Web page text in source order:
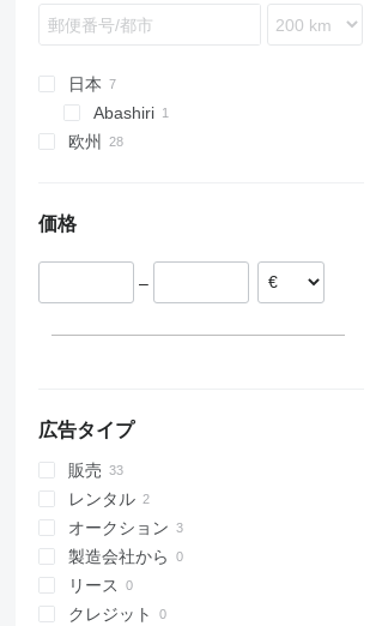
日本
Abashiri
欧州
フランス
価格
–
広告タイプ
販売
レンタル
オークション
製造会社から
リース
クレジット